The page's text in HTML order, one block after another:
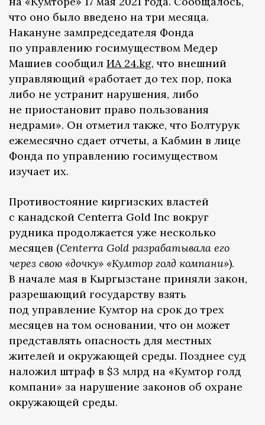
что оно было введено на три месяца.
Накануне зампредседателя Фонда
по управлению госимуществом Медер
Машиев сообщил ИА 24.kg, что внешний
управляющий «работает до тех пор, пока
либо не устранит нарушения, либо
не приостановит право пользования
недрами». Он отметил также, что Болтурук
ежемесячно сдает отчеты, а Кабмин в лице
Фонда по управлению госимуществом
изучает их.
Противостояние киргизских властей
с канадской Centerra Gold Inc вокруг
рудника продолжается уже несколько
месяцев (Centerra Gold разрабатывала его
через свою «дочку» «Кумтор голд компани»).
В начале мая в Кыргызстане приняли закон,
разрешающий государству взять
под управление Кумтор на срок до трех
месяцев на том основании, что он может
представлять опасность для местных
жителей и окружающей среды. Позднее суд
наложил штраф в $3 млрд на «Кумтор голд
компани» за нарушение законов об охране
окружающей среды.